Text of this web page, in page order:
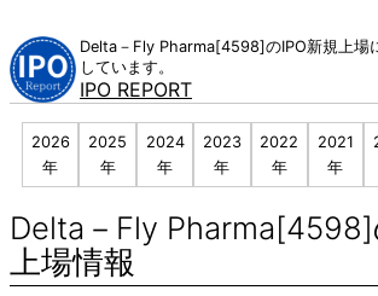
content
Delta－Fly Pharma[4598]のIPO新規上場
しています。
IPO REPORT
2026
年
2025
年
2024
年
2023
年
2022
年
2021
年
Delta－Fly
上場情報